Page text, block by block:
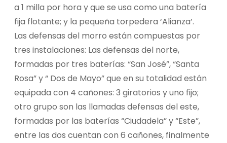
a 1 milla por hora y que se usa como una batería
fija flotante; y la pequeña torpedera ‘Alianza’.
Las defensas del morro están compuestas por
tres instalaciones: Las defensas del norte,
formadas por tres baterías: “San José”, “Santa
Rosa” y “ Dos de Mayo” que en su totalidad están
equipada con 4 cañones: 3 giratorios y uno fijo;
otro grupo son las llamadas defensas del este,
formadas por las baterías “Ciudadela” y “Este”,
entre las dos cuentan con 6 cañones, finalmente